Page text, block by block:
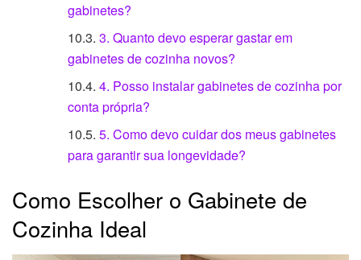
gabinetes?
3. Quanto devo esperar gastar em
gabinetes de cozinha novos?
4. Posso instalar gabinetes de cozinha por
conta própria?
5. Como devo cuidar dos meus gabinetes
para garantir sua longevidade?
Como Escolher o Gabinete de
Cozinha Ideal